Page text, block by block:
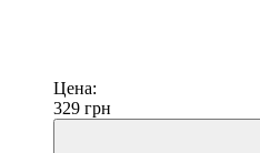
Цена:
329 грн